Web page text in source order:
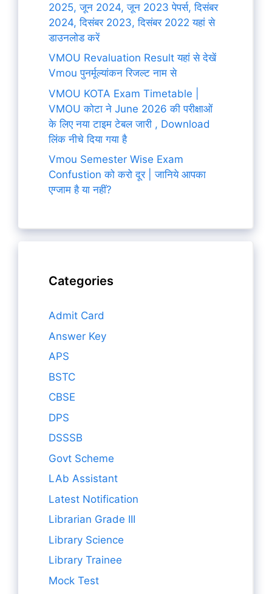
2025, जून 2024, जून 2023 पेपर्स, दिसंबर
2024, दिसंबर 2023, दिसंबर 2022 यहां से
डाउनलोड करें
VMOU Revaluation Result यहां से देखें
Vmou पुनर्मूल्यांकन रिजल्ट नाम से
VMOU KOTA Exam Timetable |
VMOU कोटा ने June 2026 की परीक्षाओं
के लिए नया टाइम टेबल जारी , Download
लिंक नीचे दिया गया है
Vmou Semester Wise Exam
Confustion को करो दूर | जानिये आपका
एग्जाम है या नहीं?
Categories
Admit Card
Answer Key
APS
BSTC
CBSE
DPS
DSSSB
Govt Scheme
LAb Assistant
Latest Notification
Librarian Grade III
Library Science
Library Trainee
Mock Test